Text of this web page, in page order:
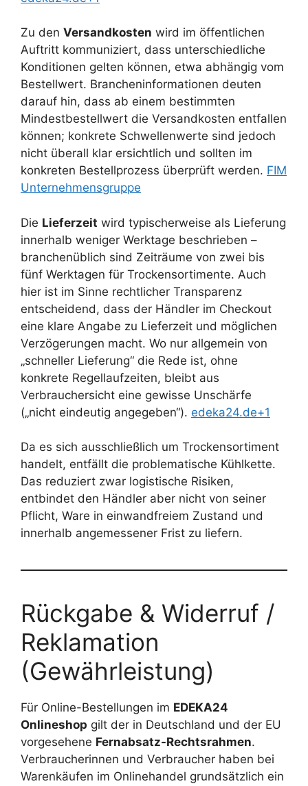
Zu den Versandkosten wird im öffentlichen
Auftritt kommuniziert, dass unterschiedliche
Konditionen gelten können, etwa abhängig vom
Bestellwert. Brancheninformationen deuten
darauf hin, dass ab einem bestimmten
Mindestbestellwert die Versandkosten entfallen
können; konkrete Schwellenwerte sind jedoch
nicht überall klar ersichtlich und sollten im
konkreten Bestellprozess überprüft werden. FIM
Unternehmensgruppe
Die Lieferzeit wird typischerweise als Lieferung
innerhalb weniger Werktage beschrieben –
branchenüblich sind Zeiträume von zwei bis
fünf Werktagen für Trockensortimente. Auch
hier ist im Sinne rechtlicher Transparenz
entscheidend, dass der Händler im Checkout
eine klare Angabe zu Lieferzeit und möglichen
Verzögerungen macht. Wo nur allgemein von
„schneller Lieferung“ die Rede ist, ohne
konkrete Regellaufzeiten, bleibt aus
Verbrauchersicht eine gewisse Unschärfe
(„nicht eindeutig angegeben“). edeka24.de+1
Da es sich ausschließlich um Trockensortiment
handelt, entfällt die problematische Kühlkette.
Das reduziert zwar logistische Risiken,
entbindet den Händler aber nicht von seiner
Pflicht, Ware in einwandfreiem Zustand und
innerhalb angemessener Frist zu liefern.
Rückgabe & Widerruf /
Reklamation
(Gewährleistung)
Für Online-Bestellungen im EDEKA24
Onlineshop gilt der in Deutschland und der EU
vorgesehene Fernabsatz-Rechtsrahmen.
Verbraucherinnen und Verbraucher haben bei
Warenkäufen im Onlinehandel grundsätzlich ein